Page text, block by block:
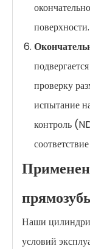
поверхности.
проверку
испытание
контроль
Наши
условий